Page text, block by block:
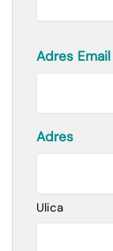
Adres Email
Adres
Ulica